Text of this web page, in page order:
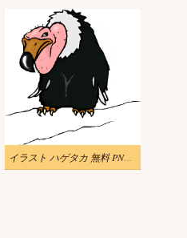
イラスト ハゲタカ 無料 PNG 画像